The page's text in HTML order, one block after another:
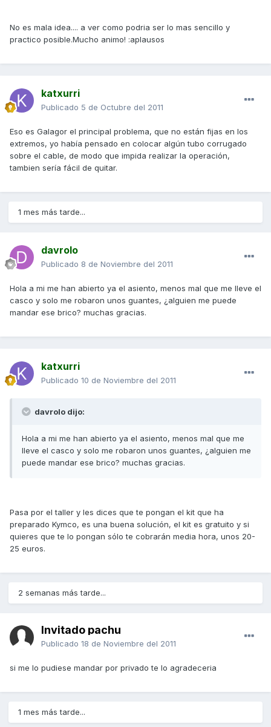
No es mala idea.... a ver como podria ser lo mas sencillo y
practico posible.Mucho animo! :aplausos
katxurri
Publicado 5 de Octubre del 2011
Eso es Galagor el principal problema, que no están fijas en los
extremos, yo había pensado en colocar algún tubo corrugado
sobre el cable, de modo que impida realizar la operación,
tambien sería fácil de quitar.
1 mes más tarde...
davrolo
Publicado 8 de Noviembre del 2011
Hola a mi me han abierto ya el asiento, menos mal que me lleve el
casco y solo me robaron unos guantes, ¿alguien me puede
mandar ese brico? muchas gracias.
katxurri
Publicado 10 de Noviembre del 2011
davrolo dijo:
Hola a mi me han abierto ya el asiento, menos mal que me
lleve el casco y solo me robaron unos guantes, ¿alguien me
puede mandar ese brico? muchas gracias.
Pasa por el taller y les dices que te pongan el kit que ha
preparado Kymco, es una buena solución, el kit es gratuito y si
quieres que te lo pongan sólo te cobrarán media hora, unos 20-
25 euros.
2 semanas más tarde...
Invitado pachu
Publicado 18 de Noviembre del 2011
si me lo pudiese mandar por privado te lo agradeceria
1 mes más tarde...